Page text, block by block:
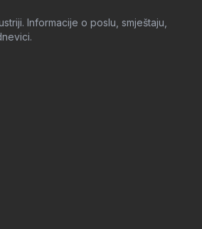
Informacije o poslu, smještaju,